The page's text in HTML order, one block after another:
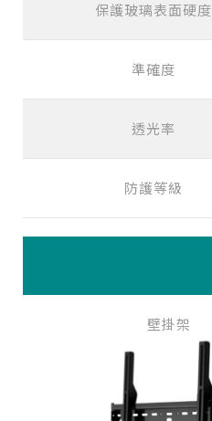
保護玻璃表面硬度
準確度
透光率
防護等級
壁掛架